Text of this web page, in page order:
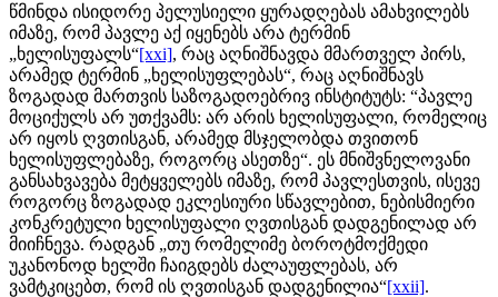
წმინდა ისიდორე პელუსიელი ყურადღებას ამახვილებს
იმაზე, რომ პავლე აქ იყენებს არა ტერმინ
„ხელისუფალს“[xxi], რაც აღნიშნავდა მმართველ პირს,
არამედ ტერმინ „ხელისუფლებას“, რაც აღნიშნავს
ზოგადად მართვის საზოგადოებრივ ინსტიტუტს: “პავლე
მოციქულს არ უთქვამს: არ არის ხელისუფალი, რომელიც
არ იყოს ღვთისგან, არამედ მსჯელობდა თვითონ
ხელისუფლებაზე, როგორც ასეთზე“. ეს მნიშვნელოვანი
განსახვავება მეტყველებს იმაზე, რომ პავლესთვის, ისევე
როგორც ზოგადად ეკლესიური სწავლებით, ნებისმიერი
კონკრეტული ხელისუფალი ღვთისგან დადგენილად არ
მიიჩნევა. რადგან „თუ რომელიმე ბოროტმოქმედი
უკანონოდ ხელში ჩაიგდებს ძალაუფლებას, არ
ვამტკიცებთ, რომ ის ღვთისგან დადგენილია“[xxii].